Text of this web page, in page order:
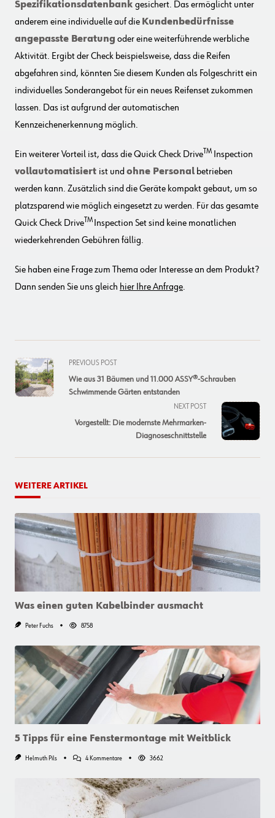
Spezifikationsdatenbank gesichert. Das ermöglicht unter
anderem eine individuelle auf die Kundenbedürfnisse
angepasste Beratung oder eine weiterführende werbliche
Aktivität. Ergibt der Check beispielsweise, dass die Reifen
abgefahren sind, könnten Sie diesem Kunden als Folgeschritt ein
individuelles Sonderangebot für ein neues Reifenset zukommen
lassen. Das ist aufgrund der automatischen
Kennzeichenerkennung möglich.
Ein weiterer Vorteil ist, dass die Quick Check Drive TM Inspection
vollautomatisiert ist und ohne Personal betrieben
werden kann. Zusätzlich sind die Geräte kompakt gebaut, um so
platzsparend wie möglich eingesetzt zu werden. Für das gesamte
Quick Check Drive TM Inspection Set sind keine monatlichen
wiederkehrenden Gebühren fällig.
Sie haben eine Frage zum Thema oder Interesse an dem Produkt?
Dann senden Sie uns gleich hier Ihre Anfrage.
<span
class="nav-
subtitle
PREVIOUS POST
Wie aus 31 Bäumen und 11.000 ASSY®-Schrauben
Schwimmende Gärten entstanden
NEXT POST
Vorgestellt: Die modernste Mehrmarken-
Diagnoseschnittstelle
WEITERE ARTIKEL
Was einen guten Kabelbinder ausmacht
Peter Fuchs 8758
5 Tipps für eine Fenstermontage mit Weitblick
Helmuth Pils 4 KommentareZu
Für
Fenstermontage
Mit
3662